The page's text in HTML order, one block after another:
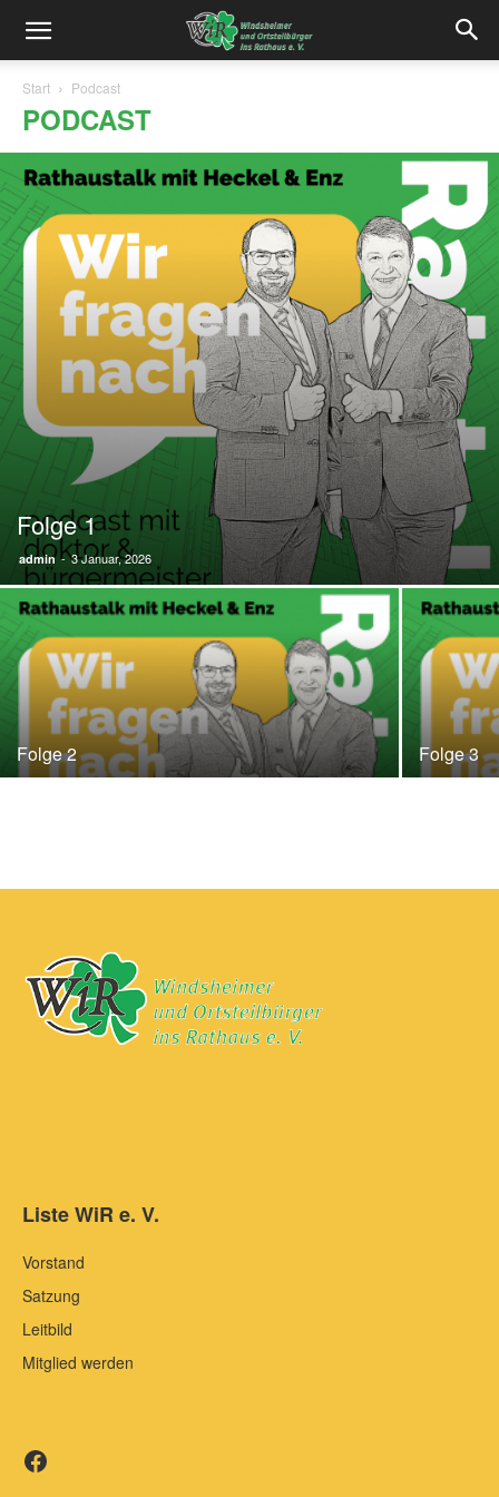
Start Podcast
PODCAST
Folge 1
admin - 3 Januar, 2026
Folge 2 Folge 3
Liste WiR e. V.
Vorstand
Satzung
Leitbild
Mitglied werden
Liste WiR auf Facebook